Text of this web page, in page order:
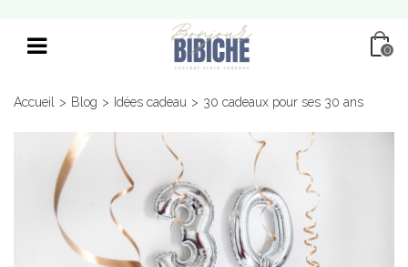
0
Accueil > Blog > Idées cadeau > 30 cadeaux pour ses 30 ans